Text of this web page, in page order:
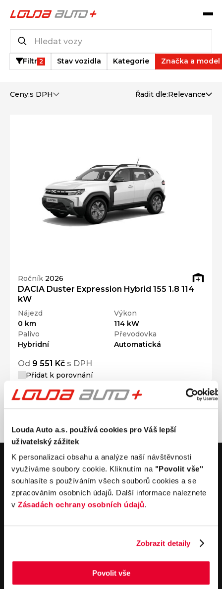
Louda Auto a.s. používá cookies pro Váš lepší
uživatelský zážitek
K personalizaci obsahu a analýze naší návštěvnosti
využíváme soubory cookie. Kliknutím na "Povolit vše"
souhlasíte s používáním všech souborů cookies a se
zpracováním osobních údajů. Další informace naleznete
v Zásadách ochrany osobních údajů.
Zobrazit detaily
Povolit vše
Filtr 2 Stav vozidla Kategorie Značka a model
Ceny:s DPH Řadit dle:Relevance
Ročník 2026
DACIA Duster Expression Hybrid 155 1.8 114
kW
Nájezd
0 km
Výkon
114 kW
Palivo
Hybridní
Převodovka
Automatická
Od 9 551 Kč s DPH
Přidat k porovnání
V případě dotazů volejte číslo nonstop infolinky
+420 325 400 400
nebo nám napište na e-mail
auto@louda.cz
Průběh výkupu vozu